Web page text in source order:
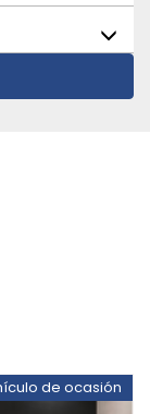
de ocasión